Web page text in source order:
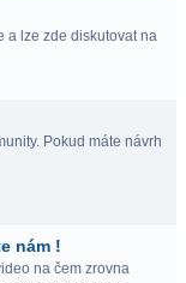
a lze zde diskutovat na
Pokud máte návrh
nám !
na čem zrovna